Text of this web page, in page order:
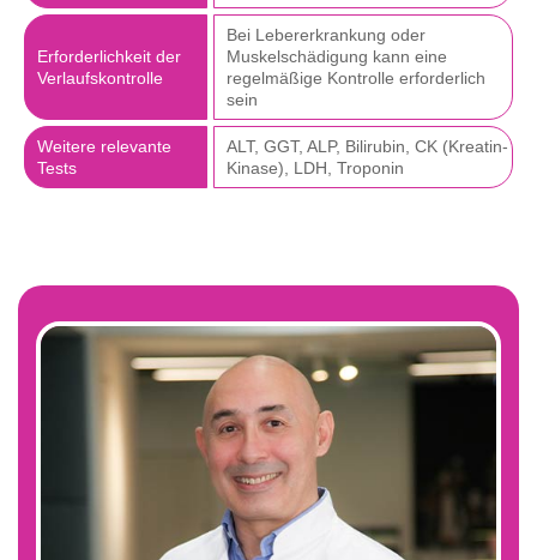
Erforderlichkeit der
Verlaufskontrolle
Bei Lebererkrankung oder
Muskelschädigung kann eine
regelmäßige Kontrolle erforderlich
sein
Weitere relevante
Tests
ALT, GGT, ALP, Bilirubin, CK (Kreatin-
Kinase), LDH, Troponin